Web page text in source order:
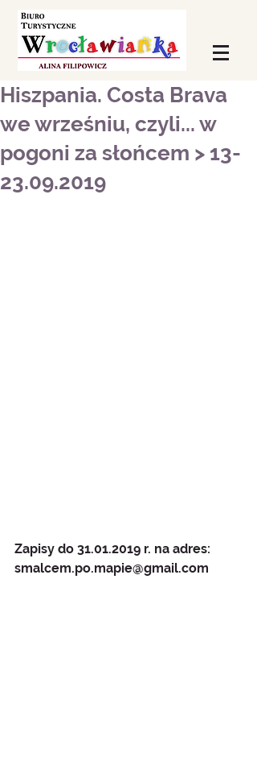
Hiszpania. Costa Brava
we wrześniu, czyli... w
pogoni za słońcem > 13-
23.09.2019
Zapisy do 31.01.2019 r. na adres:
smalcem.po.mapie@gmail.com